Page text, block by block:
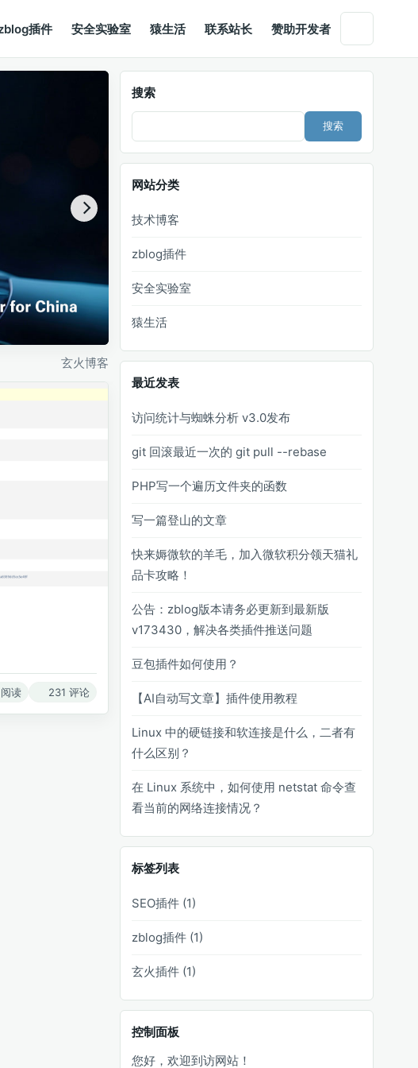
插件 安全实验室 猿生活 联系站长 赞助开发者
适配移动端
H5 响应式布局让博客在手机和平板上保持清爽
玄火博客
读 231 评论
搜索
网站分类
技术博客
zblog插件
安全实验室
猿生活
最近发表
访问统计与蜘蛛分析 v3.0发布
git 回滚最近一次的 git pull --rebase
PHP写一个遍历文件夹的函数
写一篇登山的文章
快来媷微软的羊毛，加入微软积分领天猫礼
品卡攻略！
公告：zblog版本请务必更新到最新版
v173430，解决各类插件推送问题
豆包插件如何使用？
【AI自动写文章】插件使用教程
Linux 中的硬链接和软连接是什么，二者有
什么区别？
在 Linux 系统中，如何使用 netstat 命令查
看当前的网络连接情况？
标签列表
SEO插件 (1)
zblog插件 (1)
玄火插件 (1)
控制面板
您好，欢迎到访网站！